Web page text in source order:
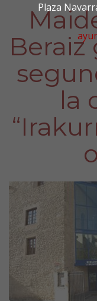
Plaza
Beraiz
la